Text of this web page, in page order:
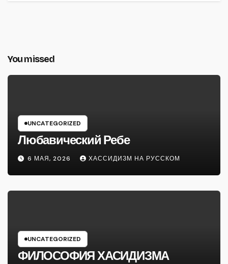
You missed
UNCATEGORIZED
Любавический Ребе
6 МАЯ, 2026 ХАССИДИЗМ НА РУССКОМ
UNCATEGORIZED
ФИЛОСОФИЯ ХАСИДИЗМА